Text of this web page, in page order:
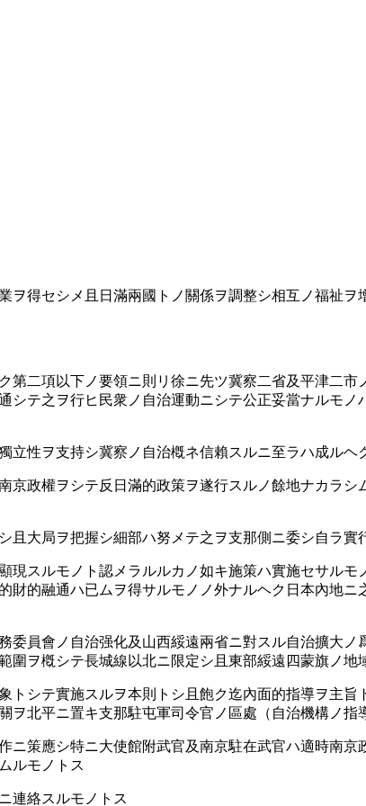
得セシメ且日滿兩國トノ關係ヲ調整シ相互ノ福祉ヲ
第二項以下ノ要領ニ則リ徐ニ先ツ冀察二省及平津二
テ之ヲ行ヒ民衆ノ自治運動ニシテ公正妥當ナルモ
性ヲ支持シ冀察ノ自治槪ネ信賴スルニ至ラハ成ルヘ
京政權ヲシテ反日滿的政策ヲ遂行スルノ餘地ナカラ
且大局ヲ把握シ細部ハ努メテ之ヲ支那側ニ委シ自ラ實
スルモノト認メラルルカノ如キ施策ハ實施セサル
的融通ハ已ムヲ得サルモノノ外ナルヘク日本內地
委員會ノ自治强化及山西綏遠兩省ニ對スル自治擴大
ヲ槪シテ長城線以北ニ限定シ且東部綏遠四蒙旗ノ地
トシテ實施スルヲ本則トシ且飽ク迄內面的指導ヲ主
北平ニ置キ支那駐屯軍司令官ノ區處（自治機構ノ指
策應シ特ニ大使館附武官及南京駐在武官ハ適時南京
ルモノトス
連絡スルモノトス